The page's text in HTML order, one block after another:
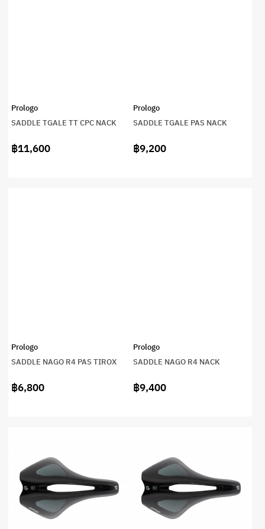
Prologo
SADDLE TGALE TT CPC NACK
฿11,600
Prologo
SADDLE TGALE PAS NACK
฿9,200
Prologo
SADDLE NAGO R4 PAS TIROX
฿6,800
Prologo
SADDLE NAGO R4 NACK
฿9,400